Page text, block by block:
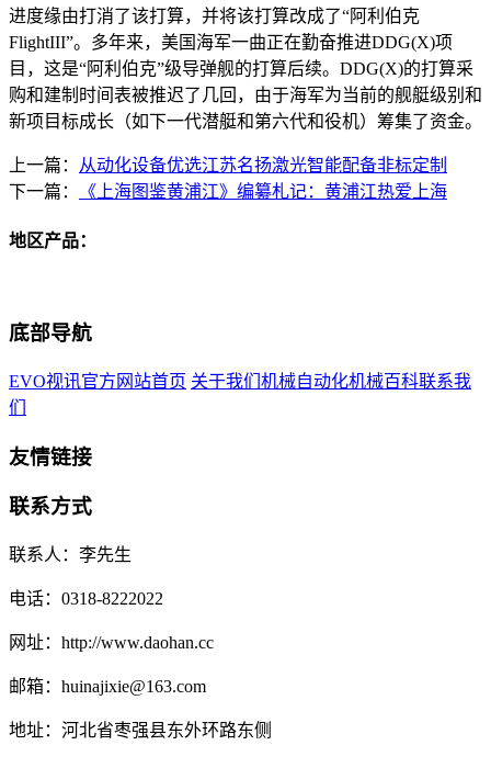
进度缘由打消了该打算，并将该打算改成了“阿利伯克
FlightIII”。多年来，美国海军一曲正在勤奋推进DDG(X)项
目，这是“阿利伯克”级导弹舰的打算后续。DDG(X)的打算采
购和建制时间表被推迟了几回，由于海军为当前的舰艇级别和
新项目标成长（如下一代潜艇和第六代和役机）筹集了资金。
上一篇：
从动化设备优选江苏名扬激光智能配备非标定制
下一篇：
《上海图鉴黄浦江》编纂札记：黄浦江热爱上海
地区产品：
底部导航
EVO视讯官方网站首页 关于我们 机械自动化机械百科联系我
们
友情链接
联系方式
联系人：李先生
电话：0318-8222022
网址：http://www.daohan.cc
邮箱：huinajixie@163.com
地址：河北省枣强县东外环路东侧